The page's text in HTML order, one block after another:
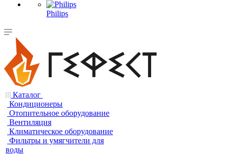
Philips
Каталог
Кондиционеры
Отопительное оборудование
Вентиляция
Климатическое оборудование
Фильтры и умягчители для
воды